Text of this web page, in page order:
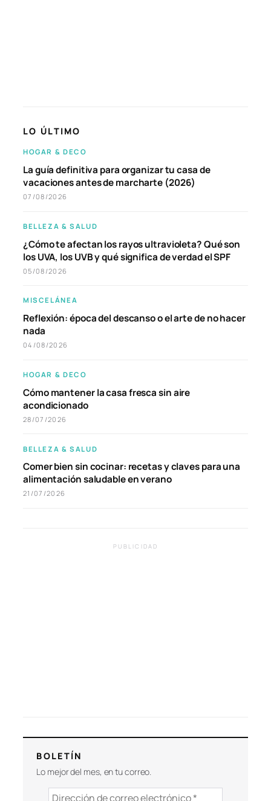
LO ÚLTIMO
HOGAR & DECO
La guía definitiva para organizar tu casa de
vacaciones antes de marcharte (2026)
07/08/2026
BELLEZA & SALUD
¿Cómo te afectan los rayos ultravioleta? Qué son
los UVA, los UVB y qué significa de verdad el SPF
05/08/2026
MISCELÁNEA
Reflexión: época del descanso o el arte de no hacer
nada
04/08/2026
HOGAR & DECO
Cómo mantener la casa fresca sin aire
acondicionado
28/07/2026
BELLEZA & SALUD
Comer bien sin cocinar: recetas y claves para una
alimentación saludable en verano
21/07/2026
PUBLICIDAD
BOLETÍN
Lo mejor del mes, en tu correo.